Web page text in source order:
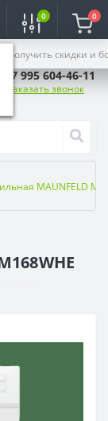
получить скидки и
0 0
+7 995 604-46-11
Заказать звонок
MAUNFELD